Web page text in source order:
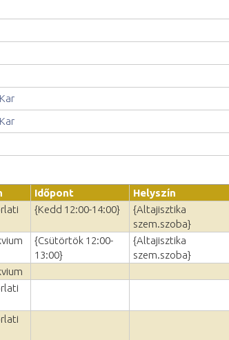
Időpont
Helyszín
{Kedd 12:00-14:00}
{Altajisztika
szem.szoba}
{Csütörtök 12:00-
13:00}
{Altajisztika
szem.szoba}